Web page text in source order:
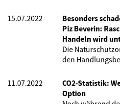
15.07.2022
Besonders
Piz Beverin:
Handeln wird
Die
den
11.07.2022
CO2-Statistik:
Option